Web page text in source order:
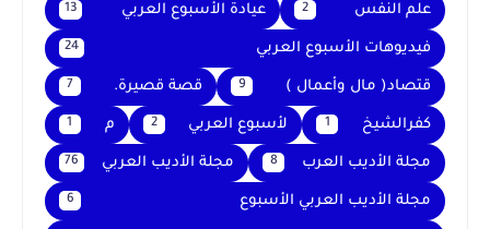
علم النفس 2 عيادة الأسبوع العربي 13
فيديوهات الأسبوع العربي 24
قتصاد( مال وأعمال ) 9 قصة قصيرة. 7
كفرالشيخ 1 لأسبوع العربي 2 م 1
مجلة الأديب العرب 8 مجلة الأديب العربي 76
مجلة الأديب العربي الأسبوع 6